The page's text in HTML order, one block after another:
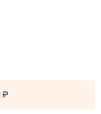
₽